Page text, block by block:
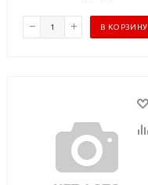
В КОРЗИНУ